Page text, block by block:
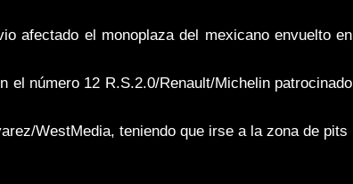
afectado el monoplaza del mexicano envuelto en
el número 12 R.S.2.0/Renault/Michelin patrocinado
WestMedia, teniendo que irse a la zona de pits